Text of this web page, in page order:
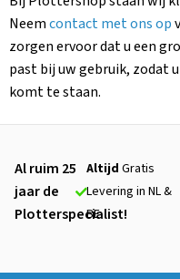
Neemcontact met ons op
zorgen ervoor dat u een
past bij uw gebruik, zodat
komt te staan.
Al ruim 25
jaar de
Plotterspecialist!
Altijd Gratis
Levering in NL &
BE